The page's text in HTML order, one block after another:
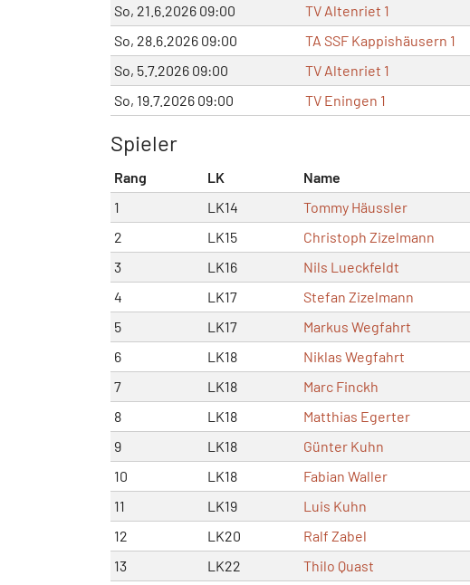
So, 21.6.2026 09:00
TV Altenriet 1
So, 28.6.2026 09:00
TA SSF Kappishäusern 1
So, 5.7.2026 09:00
TV Altenriet 1
So, 19.7.2026 09:00
TV Eningen 1
Spieler
Rang LK Name
1
LK14 Tommy Häussler
2
LK15 Christoph Zizelmann
3
LK16 Nils Lueckfeldt
4
LK17 Stefan Zizelmann
5
LK17 Markus Wegfahrt
6
LK18 Niklas Wegfahrt
7
LK18 Marc Finckh
8
LK18 Matthias Egerter
9
LK18 Günter Kuhn
10
LK18 Fabian Waller
11
LK19 Luis Kuhn
12
LK20 Ralf Zabel
13
LK22 Thilo Quast